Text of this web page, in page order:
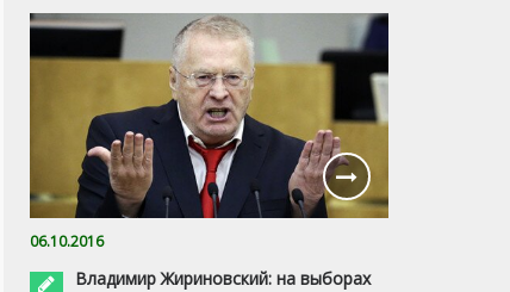
06.10.2016
Владимир Жириновский: на выборах